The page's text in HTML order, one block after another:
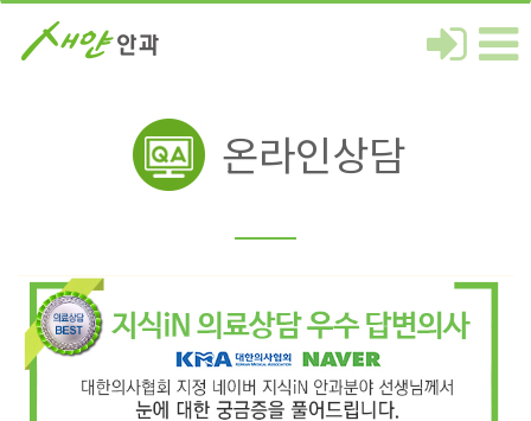
온라인상담